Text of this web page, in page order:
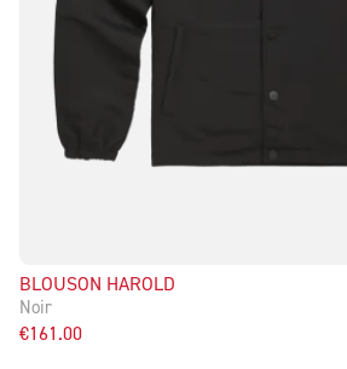
BLOUSON HAROLD
Noir
€161.00